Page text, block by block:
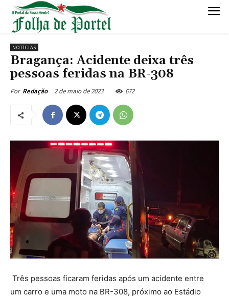
NOTÍCIAS
Bragança: Acidente deixa três
pessoas feridas na BR-308
Por Redação 2 de maio de 2023 672
Três pessoas ficaram feridas após um acidente entre
um carro e uma moto na BR-308, próximo ao Estádio